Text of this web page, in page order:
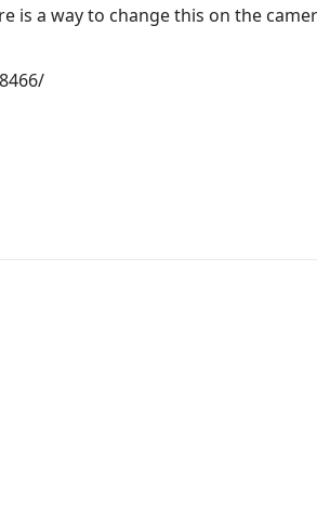
a way to change this on the